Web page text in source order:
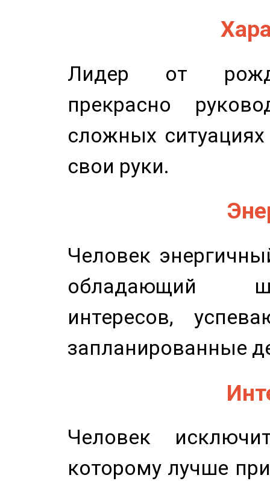
Лидер от
прекрасно
сложных
свои руки.
Человек
обладающий
интересов,
запланированные
Человек
которому лучше